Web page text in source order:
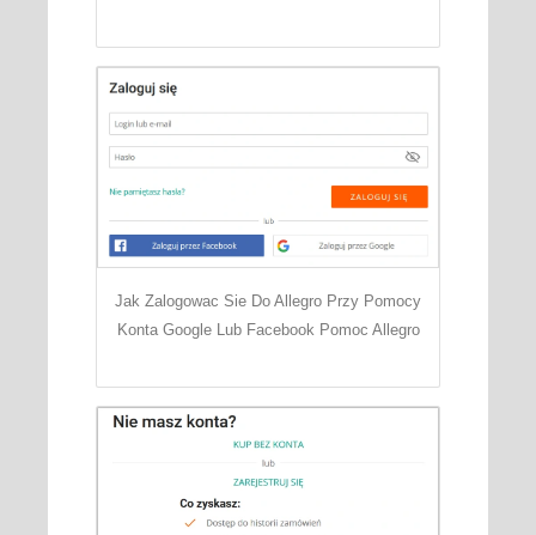
Jak Zalogowac Sie Do Allegro Przy Pomocy
Konta Google Lub Facebook Pomoc Allegro